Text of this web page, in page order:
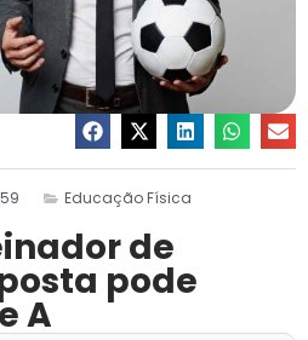
Educação Física
de
pode
A